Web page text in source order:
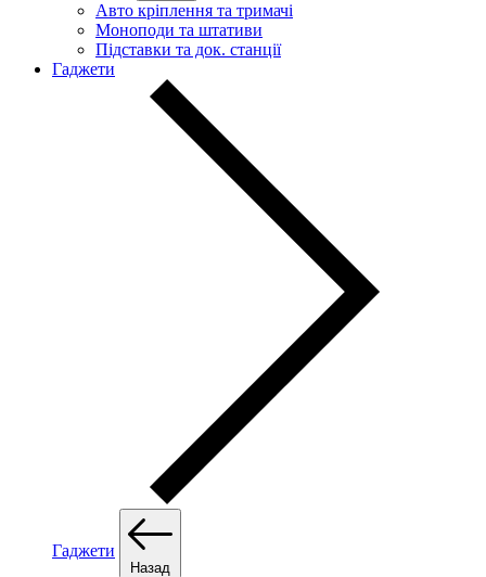
Авто кріплення та тримачі
Моноподи та штативи
Підставки та док. станції
Гаджети
Гаджети
Назад